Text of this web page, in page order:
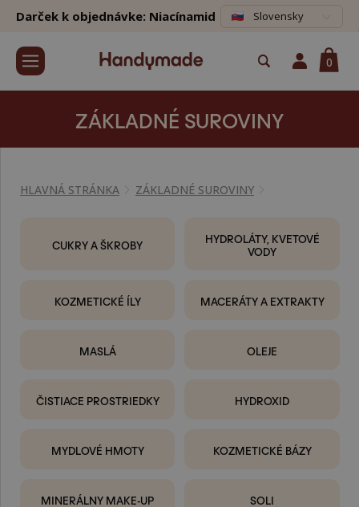
Darček k objednávke: Niacínamid Slovensky
0
ZÁKLADNÉ SUROVINY
HLAVNÁ STRÁNKA ZÁKLADNÉ SUROVINY
CUKRY A ŠKROBY
HYDROLÁTY, KVETOVÉ
VODY
KOZMETICKÉ ÍLY MACERÁTY A EXTRAKTY
MASLÁ OLEJE
ČISTIACE PROSTRIEDKY HYDROXID
MYDLOVÉ HMOTY KOZMETICKÉ BÁZY
MINERÁLNY MAKE-UP SOLI